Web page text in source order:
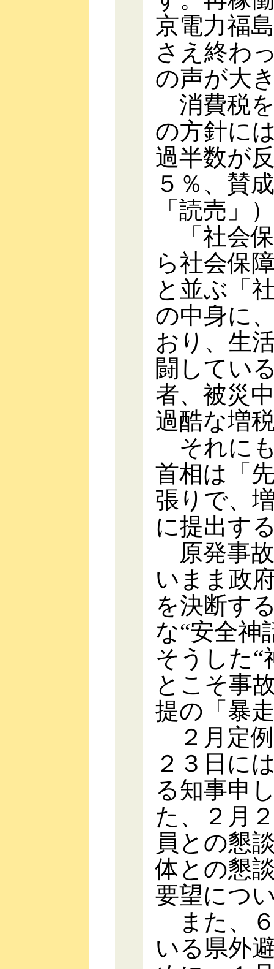
京電力福
さえ終わ
の声が大
消費税
の方針に
過半数が
５％、賛
「読売」
「社会
ら社会保
と並ぶ「
の中身に
おり、生
闘してい
者、被災
過酷な増
それに
首相は「
張りで、
に提出す
原発事
いまま政
を決断す
な“安全神
そうした“
とこそ事
提の「暴
２月定
２３日に
る知事申
た、２月
員との懇
体との懇
要望につ
また、
いる県外